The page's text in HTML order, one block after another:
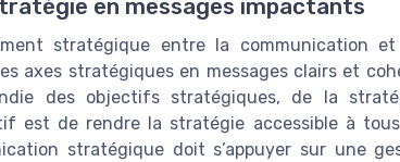
en messages impactants
stratégique entre la communication
axes stratégiques en messages clairs et
des objectifs stratégiques, de la
est de rendre la stratégie accessible à
stratégique doit s’appuyer sur une